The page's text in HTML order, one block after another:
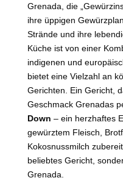
Grenada, die
ihre üppigen
Strände und ihre
Küche ist von einer
indigenen und
bietet eine Vielzahl an
Gerichten. Ein Gericht,
Geschmack Grenadas
Down – ein herzhaftes
gewürztem Fleisch,
Kokosnussmilch
beliebtes Gericht,
Grenada.